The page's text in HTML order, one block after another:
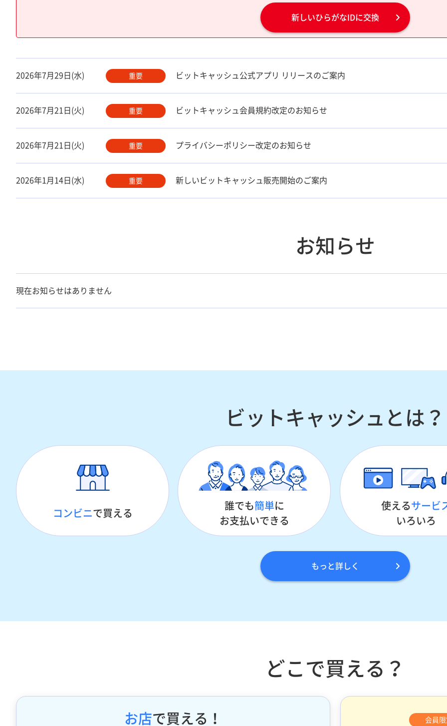
新しいひらがなIDに交換
2026年7月29日(水) 重要 ビットキャッシュ公式アプリ リリースのご案内
2026年7月21日(火) 重要 ビットキャッシュ会員規約改定のお知らせ
2026年7月21日(火) 重要 プライバシーポリシー改定のお知らせ
2026年1月14日(水) 重要 新しいビットキャッシュ販売開始のご案内
お知らせ
現在お知らせはありません
ビットキャッシュとは？
コンビニで買える
誰でも簡単に
お支払いできる
使えるサービ
いろいろ
もっと詳しく
どこで買える？
お店で買える！ 会員限